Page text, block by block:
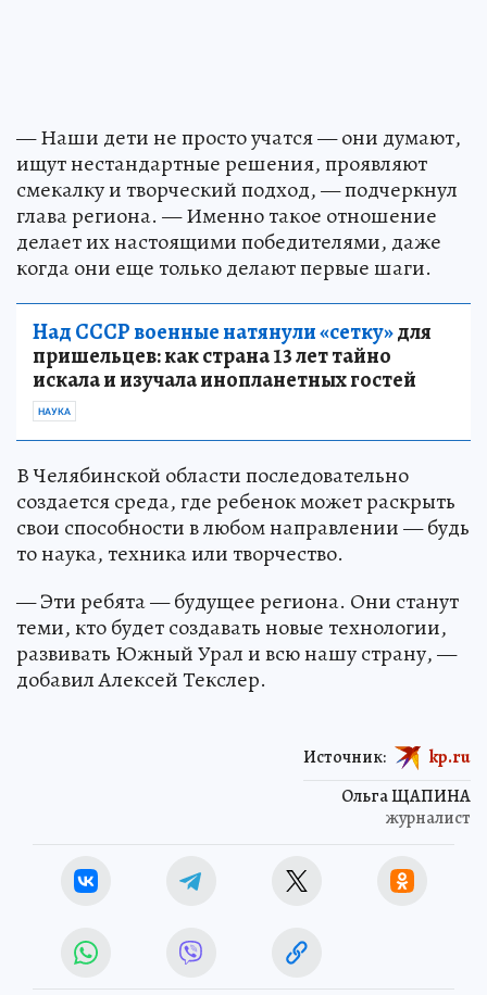
— Наши дети не просто учатся — они думают,
ищут нестандартные решения, проявляют
смекалку и творческий подход, — подчеркнул
глава региона. — Именно такое отношение
делает их настоящими победителями, даже
когда они еще только делают первые шаги.
Над СССР военные натянули «сетку»для
пришельцев: как страна 13 лет тайно
искала и изучала инопланетных гостей
НАУКА
В Челябинской области последовательно
создается среда, где ребенок может раскрыть
свои способности в любом направлении — будь
то наука, техника или творчество.
— Эти ребята — будущее региона. Они станут
теми, кто будет создавать новые технологии,
развивать Южный Урал и всю нашу страну, —
добавил Алексей Текслер.
Ольга ЩАПИНА
журналист
Источник: kp.ru